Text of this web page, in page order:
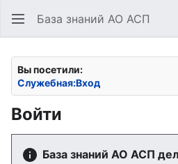
База знаний АО АСП
Вы посетили:
Служебная:Вход
Войти
База знаний АО АСП